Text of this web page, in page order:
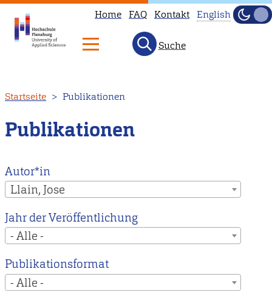
zum
Inhalt
Home FAQ Kontakt
to
our
main
instead.
English
Hell
Suche
Startseite Publikationen
Publikationen
Autor*in
Llain, Jose
Jahr der Veröffentlichung
- Alle -
Publikationsformat
- Alle -